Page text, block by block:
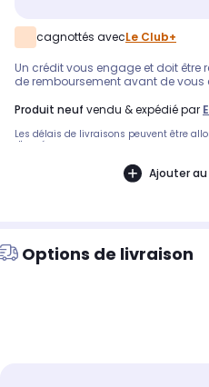
cagnottés avecLe Club+
Un crédit vous engage et doit être
de remboursement avant de vous
produit neuf vendu & expédié par
Les délais de livraisons peuvent être
d'année.
Ajouter
Options de livraison